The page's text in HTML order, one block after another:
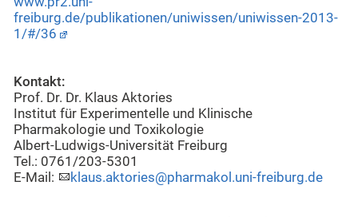
freiburg.de/publikationen/uniwissen/uniwissen-2013-
1/#/36
Kontakt:
Prof. Dr. Dr. Klaus Aktories
Institut für Experimentelle und Klinische
Pharmakologie und Toxikologie
Albert-Ludwigs-Universität Freiburg
Tel.: 0761/203-5301
E-Mail:
klaus.aktories@pharmakol.uni-freiburg.de